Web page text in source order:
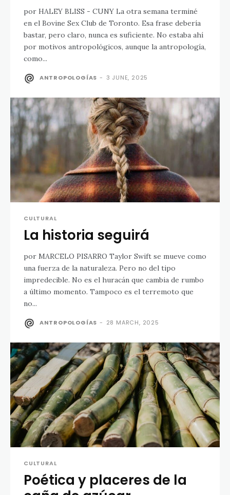
por HALEY BLISS - CUNY La otra semana terminé
en el Bovine Sex Club de Toronto. Esa frase debería
bastar, pero claro, nunca es suficiente. No estaba ahí
por motivos antropológicos, aunque la antropología,
como...
ANTROPOLOGÍAS - 3 JUNE, 2025
CULTURAL
La historia seguirá
por MARCELO PISARRO Taylor Swift se mueve como
una fuerza de la naturaleza. Pero no del tipo
impredecible. No es el huracán que cambia de rumbo
a último momento. Tampoco es el terremoto que
no...
ANTROPOLOGÍAS - 28 MARCH, 2025
CULTURAL
Poética y placeres de la